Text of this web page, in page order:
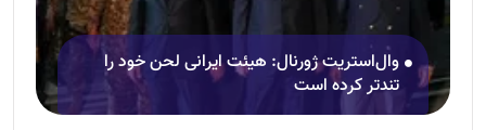
وال‌استریت ژورنال: هیئت ایرانی لحن خود را
تندتر کرده است